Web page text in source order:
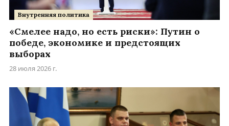
Внутренняя политика
«Смелее надо, но есть риски»: Путин о
победе, экономике и предстоящих
выборах
28 июля 2026 г.